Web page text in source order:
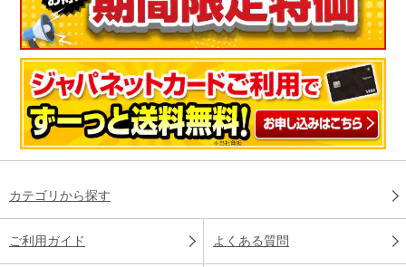
カテゴリから探す
ご利用ガイド よくある質問